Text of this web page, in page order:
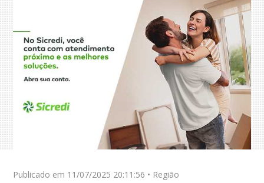
Publicado em 11/07/2025 20:11:56 • Região